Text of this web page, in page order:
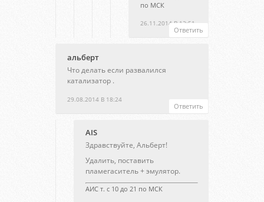
26.11.2014 В 12:51
по МСК
Ответить
альберт
29.08.2014 В 18:24
Что делать если развалился
катализатор .
Ответить
AIS
Здравствуйте, Альберт!
Удалить, поставить
пламегаситель + эмулятор.
АИС т. с 10 до 21 по МСК